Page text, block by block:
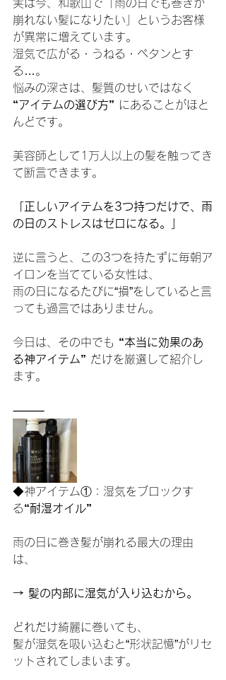
実は今、和歌山で「雨の日でも巻きが
崩れない髪になりたい」というお客様
が異常に増えています。
湿気で広がる・うねる・ペタンとす
る…。
悩みの深さは、髪質のせいではなく
“アイテムの選び方” にあることがほと
んどです。
美容師として1万人以上の髪を触ってき
て断言できます。
「正しいアイテムを3つ持つだけで、雨
の日のストレスはゼロになる。」
逆に言うと、この3つを持たずに毎朝ア
イロンを当てている女性は、
雨の日になるたびに“損”をしていると言
っても過言ではありません。
今日は、その中でも “本当に効果のあ
る神アイテム” だけを厳選して紹介し
ます。
⸻
◆神アイテム①：湿気をブロックす
る“耐湿オイル”
雨の日に巻き髪が崩れる最大の理由
は、
→ 髪の内部に湿気が入り込むから。
どれだけ綺麗に巻いても、
髪が湿気を吸い込むと“形状記憶”がリセ
ットされてしまいます。